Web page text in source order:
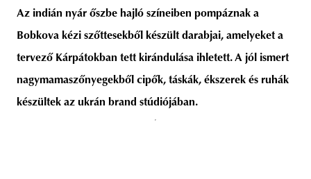
Az indián nyár őszbe hajló színeiben pompáznak a
Bobkova kézi szőttesekből készült darabjai, amelyeket a
tervező Kárpátokban tett kirándulása ihletett. A jól ismert
nagymamaszőnyegekből cipők, táskák, ékszerek és ruhák
készültek az ukrán brand stúdiójában.